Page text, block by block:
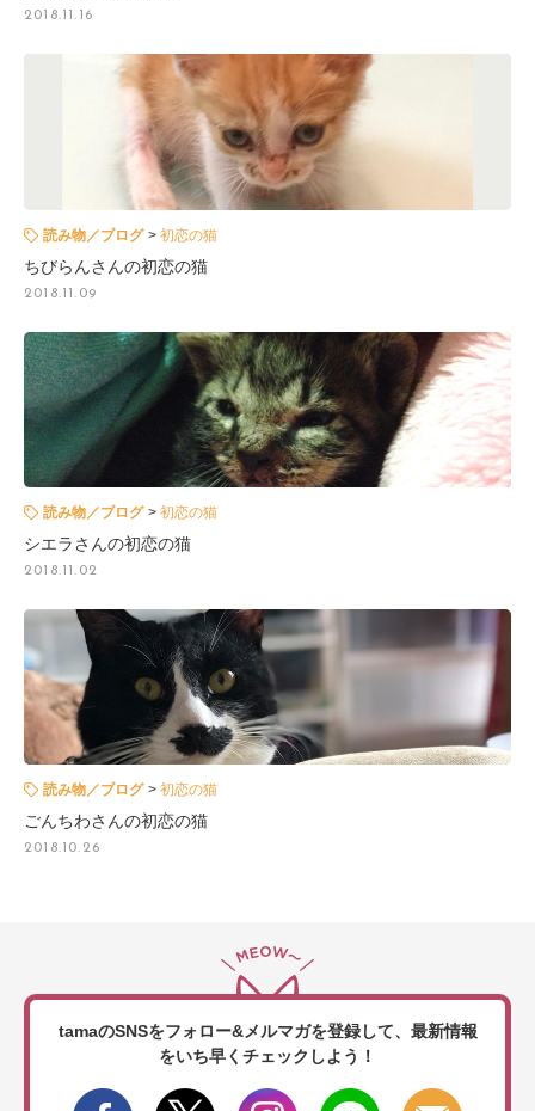
2018.11.16
読み物／ブログ 初恋の猫
ちびらんさんの初恋の猫
2018.11.09
読み物／ブログ 初恋の猫
シエラさんの初恋の猫
2018.11.02
読み物／ブログ 初恋の猫
ごんちわさんの初恋の猫
2018.10.26
tamaのSNSをフォロー&メルマガを登録して、 最新情報
をいち早くチェックしよう！